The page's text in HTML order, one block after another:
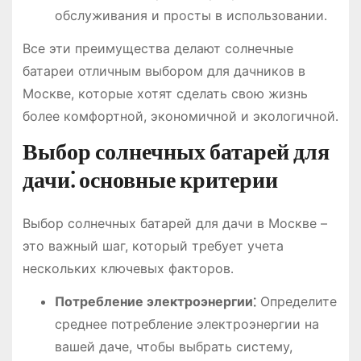
обслуживания и просты в использовании․
Все эти преимущества делают солнечные
батареи отличным выбором для дачников в
Москве, которые хотят сделать свою жизнь
более комфортной, экономичной и экологичной․
Выбор солнечных батарей для
дачи⁚ основные критерии
Выбор солнечных батарей для дачи в Москве –
это важный шаг, который требует учета
нескольких ключевых факторов․
Потребление электроэнергии⁚Определите
среднее потребление электроэнергии на
вашей даче, чтобы выбрать систему,